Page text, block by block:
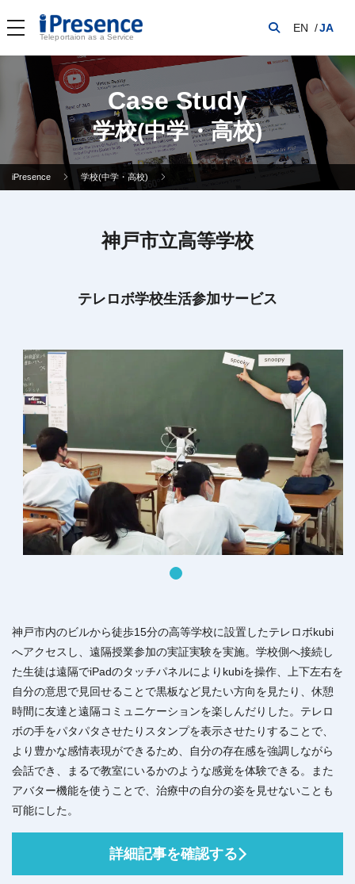
Teleportaion as a Service
EN JA
Case Study
学校(中学・高校)
iPresence 学校(中学・高校)
神戸市立高等学校
テレロボ学校生活参加サービス
神戸市内のビルから徒歩15分の高等学校に設置したテレロボkubi
へアクセスし、遠隔授業参加の実証実験を実施。学校側へ接続し
た生徒は遠隔でiPadのタッチパネルによりkubiを操作、上下左右を
自分の意思で見回せることで黒板など見たい方向を見たり、休憩
時間に友達と遠隔コミュニケーションを楽しんだりした。テレロ
ボの手をパタパタさせたりスタンプを表示させたりすることで、
より豊かな感情表現ができるため、自分の存在感を強調しながら
会話でき、まるで教室にいるかのような感覚を体験できる。また
アバター機能を使うことで、治療中の自分の姿を見せないことも
可能にした。
詳細記事を確認する